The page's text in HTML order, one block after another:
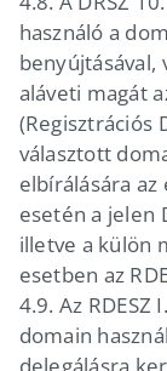
használó a
benyújtásával,
aláveti magát
(Regisztrációs
választott
elbírálására
esetén a jelen
illetve a külön
esetben az
4.9. Az
domain
delegálásra